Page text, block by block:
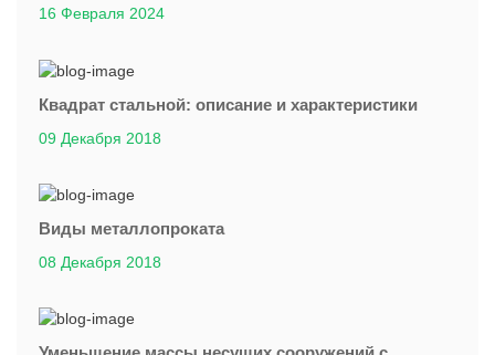
16 Февраля 2024
Квадрат стальной: описание и характеристики
09 Декабря 2018
Виды металлопроката
08 Декабря 2018